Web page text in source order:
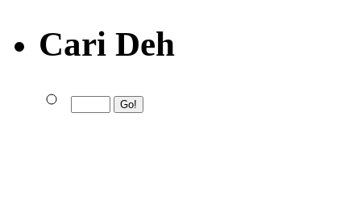
Cari Deh